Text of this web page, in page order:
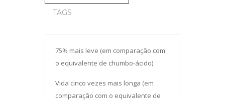
TAGS
75% mais leve (em comparação com
o equivalente de chumbo-ácido)
Vida cinco vezes mais longa (em
comparação com o equivalente de